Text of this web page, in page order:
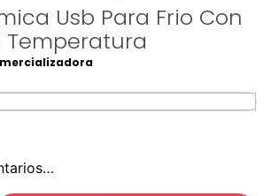
Usb Para Frio Con
Temperatura